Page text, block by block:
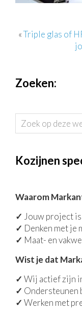
«Triple glas of
Zoeken:
Zoek
op
website
Kozijnen
Waarom
✓ Jouw project
✓ Denken met je
✓ Maat- en
Wist je dat
✓ Wij actief zijn
✓ Ondersteunen
✓ Werken met